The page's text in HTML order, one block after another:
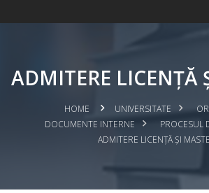
ADMITERE LICENȚĂ
HOME UNIVERSITATE
DOCUMENTE INTERNE
PROCESUL
ADMITERE LICENȚĂ ȘI